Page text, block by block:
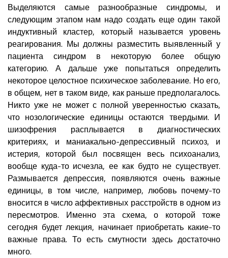
Выделяются самые разнообразные синдромы, и
следующим этапом нам надо создать еще один такой
индуктивный кластер, который называется уровень
реагирования. Мы должны разместить выявленный у
пациента синдром в некоторую более общую
категорию. А дальше уже попытаться определить
некоторое целостное психическое заболевание. Но его,
в общем, нет в таком виде, как раньше предполагалось.
Никто уже не может с полной уверенностью сказать,
что нозологические единицы остаются твердыми. И
шизофрения расплывается в диагностических
критериях, и маниакально-депрессивный психоз, и
истерия, которой был посвящен весь психоанализ,
вообще куда-то исчезла, ее как будто не существует.
Размывается депрессия, появляются очень важные
единицы, в том числе, например, любовь почему-то
вносится в число аффективных расстройств в одном из
пересмотров. Именно эта схема, о которой тоже
сегодня будет лекция, начинает приобретать какие-то
важные права. То есть смутности здесь достаточно
много.